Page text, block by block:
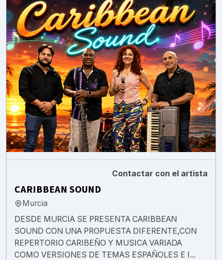
Contactar con el artista
CARIBBEAN SOUND
Murcia
DESDE MURCIA SE PRESENTA CARIBBEAN
SOUND CON UNA PROPUESTA DIFERENTE,CON
REPERTORIO CARIBEÑO Y MUSICA VARIADA
COMO VERSIONES DE TEMAS ESPAÑOLES E I...